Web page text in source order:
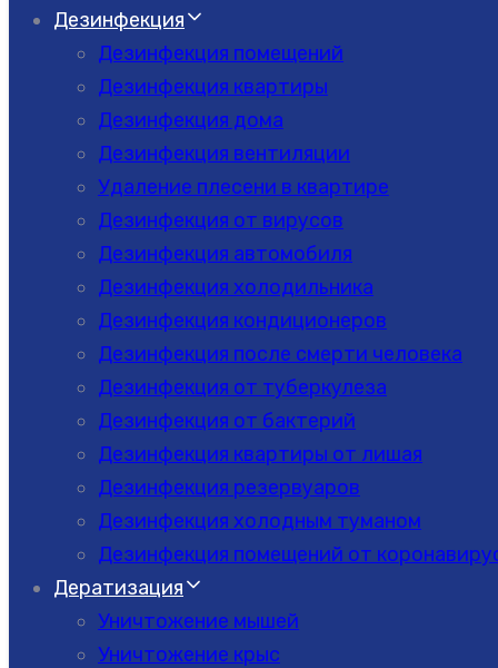
Дезинфекция
Дезинфекция помещений
Дезинфекция квартиры
Дезинфекция дома
Дезинфекция вентиляции
Удаление плесени в квартире
Дезинфекция от вирусов
Дезинфекция автомобиля
Дезинфекция холодильника
Дезинфекция кондиционеров
Дезинфекция после смерти человека
Дезинфекция от туберкулеза
Дезинфекция от бактерий
Дезинфекция квартиры от лишая
Дезинфекция резервуаров
Дезинфекция холодным туманом
Дезинфекция помещений от
Дератизация
Уничтожение мышей
Уничтожение крыс